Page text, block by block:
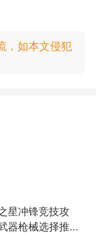
，如本文侵犯
星冲锋竞技攻
器枪械选择推...